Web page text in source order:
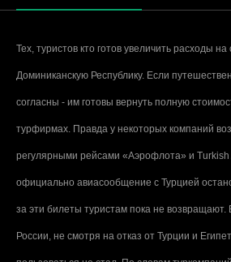
Тех, туристов кто готов увеличить расходы
Доминиканскую Республику. Если
согласны - им готовы вернуть полную
турфирмах. Правда у некоторых компаний
регулярными рейсами «Аэрофлота» и Turkish
официально авиасообщение с Турцией
за эти билеты туристам пока не возвращают.
России, не смотря на отказ от Турции и